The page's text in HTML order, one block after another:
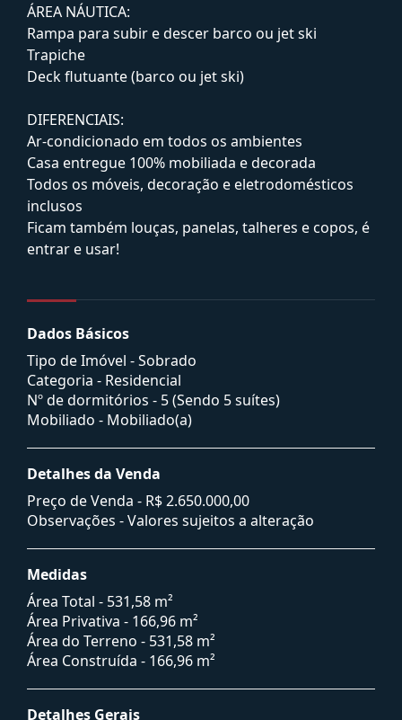
ÁREA NÁUTICA:
Rampa para subir e descer barco ou jet ski
Trapiche
Deck flutuante (barco ou jet ski)
DIFERENCIAIS:
Ar-condicionado em todos os ambientes
Casa entregue 100% mobiliada e decorada
Todos os móveis, decoração e eletrodomésticos
inclusos
Ficam também louças, panelas, talheres e copos, é
entrar e usar!
Dados Básicos
Tipo de Imóvel - Sobrado
Categoria - Residencial
Nº de dormitórios - 5 (Sendo 5 suítes)
Mobiliado - Mobiliado(a)
Detalhes da Venda
Preço de Venda - R$ 2.650.000,00
Observações - Valores sujeitos a alteração
Medidas
Área Total - 531,58 m²
Área Privativa - 166,96 m²
Área do Terreno - 531,58 m²
Área Construída - 166,96 m²
Detalhes Gerais